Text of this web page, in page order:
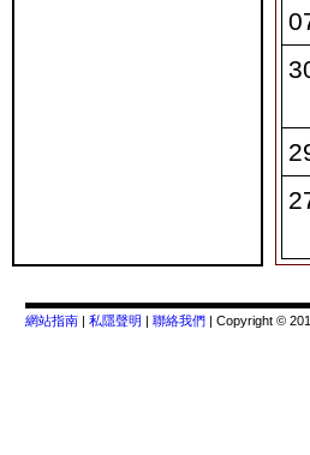
網站指南 | 私隱聲明 | 聯絡我們 | Copyright ©